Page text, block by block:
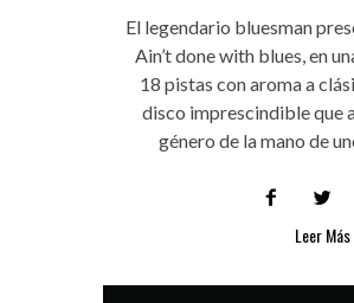
El legendario bluesman
Ain’t done with blues, en
18 pistas con aroma a
disco imprescindible que
género de la mano de
Leer Más